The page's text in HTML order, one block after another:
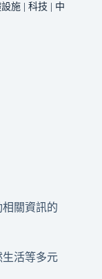
施 | 科技 | 中
相關資訊的
活等多元